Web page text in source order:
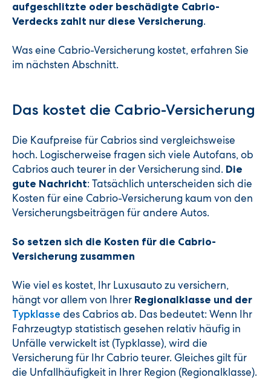
aufgeschlitzte oder beschädigte Cabrio-
Verdecks zahlt nur diese Versicherung.
Was eine Cabrio-Versicherung kostet, erfahren Sie
im nächsten Abschnitt.
Das kostet die Cabrio-Versicherung
Die Kaufpreise für Cabrios sind vergleichsweise
hoch. Logischerweise fragen sich viele Autofans, ob
Cabrios auch teurer in der Versicherung sind. Die
gute Nachricht: Tatsächlich unterscheiden sich die
Kosten für eine Cabrio-Versicherung kaum von den
Versicherungsbeiträgen für andere Autos.
So setzen sich die Kosten für die Cabrio-
Versicherung zusammen
Wie viel es kostet, Ihr Luxusauto zu versichern,
hängt vor allem von Ihrer Regionalklasse und der
Typklasse des Cabrios ab. Das bedeutet: Wenn Ihr
Fahrzeugtyp statistisch gesehen relativ häufig in
Unfälle verwickelt ist (Typklasse), wird die
Versicherung für Ihr Cabrio teurer. Gleiches gilt für
die Unfallhäufigkeit in Ihrer Region (Regionalklasse).